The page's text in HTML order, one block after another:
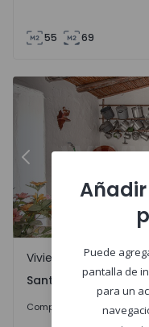
55 69
Vivienda Adosada
Anterior
Santa Justa,
Vivienda Adosada
Santa Justa,
Comprar 50.000 €
Puede
pantalla de
para un